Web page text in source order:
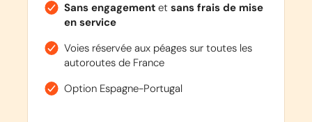
Sans engagementet sans frais de mise
en service
Voies réservée aux péages sur toutes les
autoroutes de France
Option Espagne-Portugal